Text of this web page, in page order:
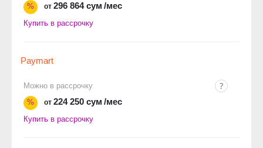
%
от 296 864 сум /мес
Купить в рассрочку
Paymart
Можно в рассрочку
%
от 224 250 сум /мес
Купить в рассрочку